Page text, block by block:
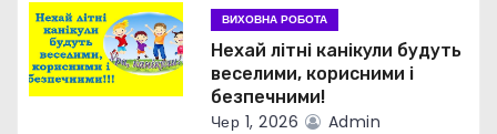
п
и
ВИХОВНА РОБОТА
Нехай літні канікули будуть
веселими, корисними і
безпечними!
Чер 1, 2026 Admin